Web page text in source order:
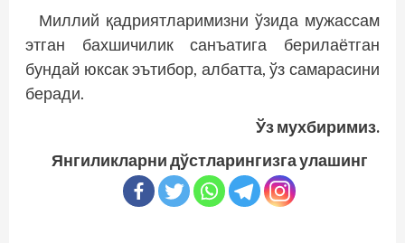
Миллий қадриятларимизни ўзида мужассам
этган бахшичилик санъатига берилаётган
бундай юксак эътибор, албатта, ўз самарасини
беради.
Ўз мухбиримиз.
Янгиликларни дўстларингизга улашинг